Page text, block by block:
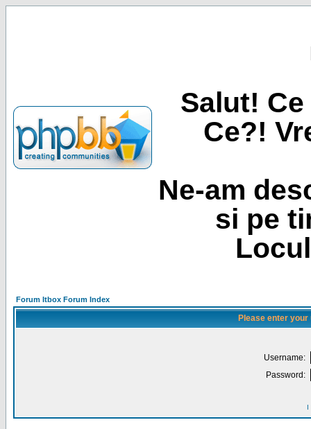
Salut!
Ce?!
Ne-am
si pe
Forum Itbox Forum Index
Please enter
Username:
Password:
I